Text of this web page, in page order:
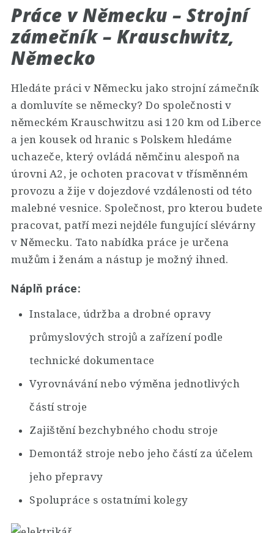
Práce v Německu – Strojní
zámečník – Krauschwitz,
Německo
Hledáte práci v Německu jako strojní zámečník
a domluvíte se německy? Do společnosti v
německém Krauschwitzu asi 120 km od Liberce
a jen kousek od hranic s Polskem hledáme
uchazeče, který ovládá němčinu alespoň na
úrovni A2, je ochoten pracovat v třísměnném
provozu a žije v dojezdové vzdálenosti od této
malebné vesnice. Společnost, pro kterou budete
pracovat, patří mezi nejdéle fungující slévárny
v Německu. Tato nabídka práce je určena
mužům i ženám a nástup je možný ihned.
Náplň práce:
Instalace, údržba a drobné opravy
průmyslových strojů a zařízení podle
technické dokumentace
Vyrovnávání nebo výměna jednotlivých
částí stroje
Zajištění bezchybného chodu stroje
Demontáž stroje nebo jeho částí za účelem
jeho přepravy
Spolupráce s ostatními kolegy